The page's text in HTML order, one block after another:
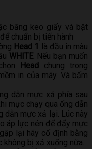
băng keo giấy và bật
chuẩn bị tiến hành
Head 1 là đầu in màu
WHITE. Nếu bạn muốn
Head
chung trong
in của máy. Và bấm
dẫn mực xả phía sau
mực chạy qua ống dẫn
dẫn mực xả lại. Lúc này
áp lực nén để đẩy mực
lại hãy cố định bằng
bị xả xuống nữa.